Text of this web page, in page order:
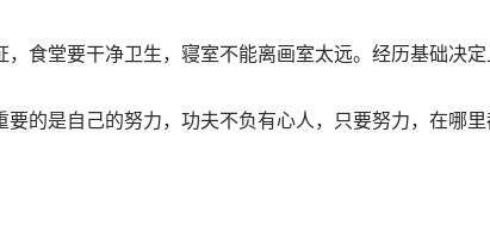
食堂要干净卫生，寝室不能离画室太远。经历基础决
的是自己的努力，功夫不负有心人，只要努力，在哪里